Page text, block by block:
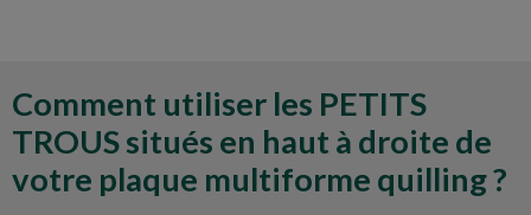
Comment utiliser les PETITS
TROUS situés en haut à droite de
votre plaque multiforme quilling ?